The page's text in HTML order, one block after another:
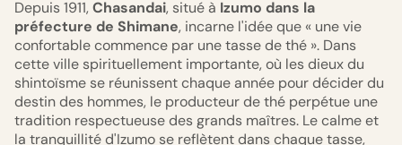
Depuis 1911,Chasandai, situé à Izumo dans la
préfecture de Shimane, incarne l'idée que « une vie
confortable commence par une tasse de thé ». Dans
cette ville spirituellement importante, où les dieux du
shintoïsme se réunissent chaque année pour décider du
destin des hommes, le producteur de thé perpétue une
tradition respectueuse des grands maîtres. Le calme et
la tranquillité d'Izumo se reflètent dans chaque tasse,